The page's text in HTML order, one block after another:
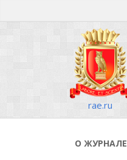
rae.ru
О ЖУРНАЛЕ